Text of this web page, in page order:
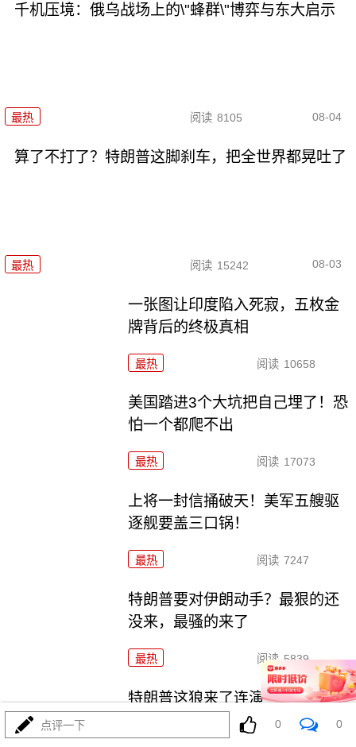
千机压境：俄乌战场上的\"蜂群\"博弈与东大启示
最热 阅读 8105 08-04
算了不打了？特朗普这脚刹车，把全世界都晃吐了
最热 阅读 15242 08-03
一张图让印度陷入死寂，五枚金
牌背后的终极真相
最热 阅读 10658
美国踏进3个大坑把自己埋了！恐
怕一个都爬不出
最热 阅读 17073
上将一封信捅破天！美军五艘驱
逐舰要盖三口锅！
最热 阅读 7247
特朗普要对伊朗动手？最狠的还
没来，最骚的来了
最热 阅读 5839
特朗普这狼来了连演十遍，伊
朗：你猜我信不信？
点评一下 0 0